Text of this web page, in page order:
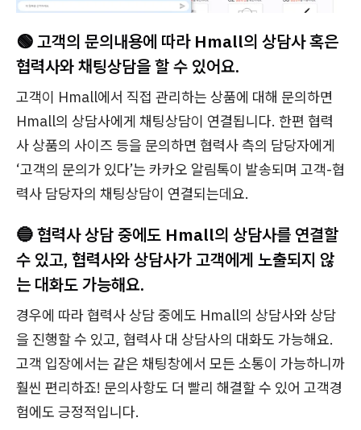
🟢 고객의 문의내용에 따라 Hmall의 상담사 혹은
협력사와 채팅상담을 할 수 있어요.
고객이 Hmall에서 직접 관리하는 상품에 대해 문의하면
Hmall의 상담사에게 채팅상담이 연결됩니다. 한편 협력
사 상품의 사이즈 등을 문의하면 협력사 측의 담당자에게
‘고객의 문의가 있다’는 카카오 알림톡이 발송되며 고객-협
력사 담당자의 채팅상담이 연결되는데요.
🔵 협력사 상담 중에도 Hmall의 상담사를 연결할
수 있고, 협력사와 상담사가 고객에게 노출되지 않
는 대화도 가능해요.
경우에 따라 협력사 상담 중에도 Hmall의 상담사와 상담
을 진행할 수 있고, 협력사 대 상담사의 대화도 가능해요.
고객 입장에서는 같은 채팅창에서 모든 소통이 가능하니까
훨씬 편리하죠! 문의사항도 더 빨리 해결할 수 있어 고객경
험에도 긍정적입니다.